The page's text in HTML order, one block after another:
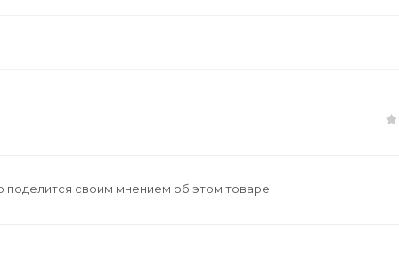
поделится своим мнением об этом товаре